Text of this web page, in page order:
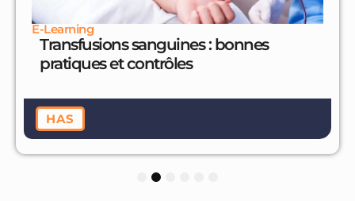
E-Learning
Transfusions sanguines : bonnes
pratiques et contrôles
HAS
5